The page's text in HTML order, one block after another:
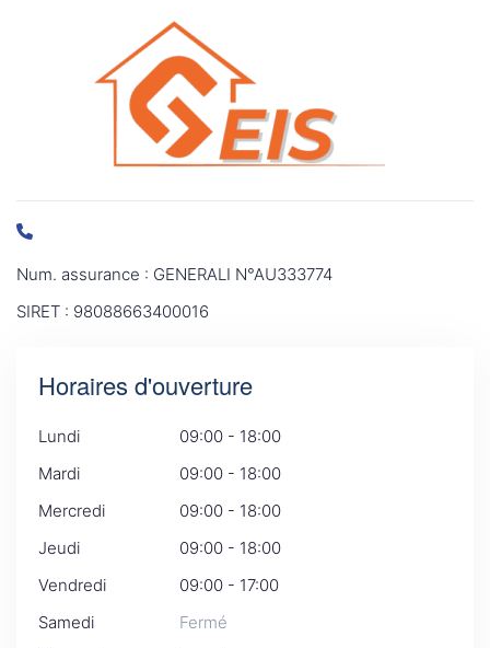
Num. assurance : GENERALI N°AU333774
SIRET : 98088663400016
Horaires d'ouverture
Lundi
09:00 - 18:00
Mardi
09:00 - 18:00
Mercredi
09:00 - 18:00
Jeudi
09:00 - 18:00
Vendredi
09:00 - 17:00
Samedi
Fermé